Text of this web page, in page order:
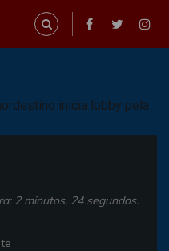
2 minutos, 24 segundos.